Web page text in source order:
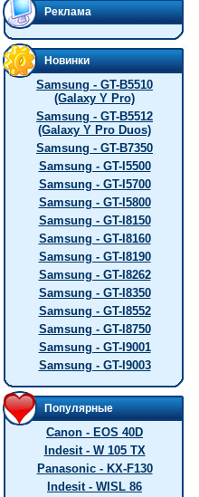
Реклама
Новинки
Samsung - GT-B5510
(Galaxy Y Pro)
Samsung - GT-B5512
(Galaxy Y Pro Duos)
Samsung - GT-B7350
Samsung - GT-I5500
Samsung - GT-I5700
Samsung - GT-I5800
Samsung - GT-I8150
Samsung - GT-I8160
Samsung - GT-I8190
Samsung - GT-I8262
Samsung - GT-I8350
Samsung - GT-I8552
Samsung - GT-I8750
Samsung - GT-I9001
Samsung - GT-I9003
Популярные
Canon - EOS 40D
Indesit - W 105 TX
Panasonic - KX-F130
Indesit - WISL 86